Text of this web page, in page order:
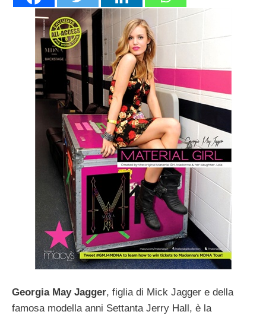
Georgia May Jagger, figlia di Mick Jagger e della
famosa modella anni Settanta Jerry Hall, è la